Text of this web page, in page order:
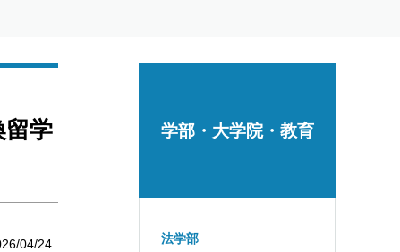
学
04/24
学部・大学院・教育
法学部